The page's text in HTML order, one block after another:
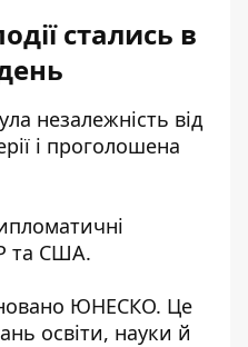
стались в
незалежність від
і проголошена
та США.
ЮНЕСКО. Це
освіти, науки й